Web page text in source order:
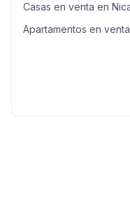
Casas en venta en
Apartamentos en